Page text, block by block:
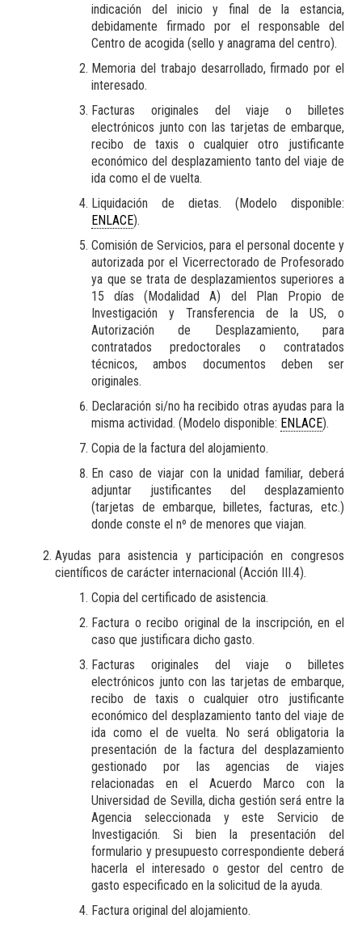
indicación del inicio y final de la estancia,
debidamente firmado por el responsable del
Centro de acogida (sello y anagrama del centro).
Memoria del trabajo desarrollado, firmado por el
interesado.
Facturas originales del viaje o billetes
electrónicos junto con las tarjetas de embarque,
recibo de taxis o cualquier otro justificante
económico del desplazamiento tanto del viaje de
ida como el de vuelta.
Liquidación de dietas. (Modelo disponible:
ENLACE).
Comisión de Servicios, para el personal docente y
autorizada por el Vicerrectorado de Profesorado
ya que se trata de desplazamientos superiores a
15 días (Modalidad A) del Plan Propio de
Investigación y Transferencia de la US, o
Autorización de Desplazamiento, para
contratados predoctorales o contratados
técnicos, ambos documentos deben ser
originales.
Declaración si/no ha recibido otras ayudas para la
misma actividad. (Modelo disponible: ENLACE).
Copia de la factura del alojamiento.
En caso de viajar con la unidad familiar, deberá
adjuntar justificantes del desplazamiento
(tarjetas de embarque, billetes, facturas, etc.)
donde conste el nº de menores que viajan.
Ayudas para asistencia y participación en congresos
científicos de carácter internacional (Acción III.4).
Copia del certificado de asistencia.
Factura o recibo original de la inscripción, en el
caso que justificara dicho gasto.
Facturas originales del viaje o billetes
electrónicos junto con las tarjetas de embarque,
recibo de taxis o cualquier otro justificante
económico del desplazamiento tanto del viaje de
ida como el de vuelta. No será obligatoria la
presentación de la factura del desplazamiento
gestionado por las agencias de viajes
relacionadas en el Acuerdo Marco con la
Universidad de Sevilla, dicha gestión será entre la
Agencia seleccionada y este Servicio de
Investigación. Si bien la presentación del
formulario y presupuesto correspondiente deberá
hacerla el interesado o gestor del centro de
gasto especificado en la solicitud de la ayuda.
Factura original del alojamiento.